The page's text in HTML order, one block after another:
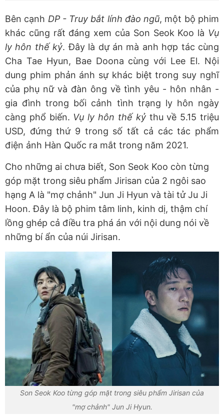
Bên cạnh DP - Truy bắt lính đào ngũ, một bộ phim
khác cũng rất đáng xem của Son Seok Koo là Vụ
ly hôn thế kỷ. Đây là dự án mà anh hợp tác cùng
Cha Tae Hyun, Bae Doona cùng với Lee El. Nội
dung phim phản ánh sự khác biệt trong suy nghĩ
của phụ nữ và đàn ông về tình yêu - hôn nhân -
gia đình trong bối cảnh tình trạng ly hôn ngày
càng phổ biến. Vụ ly hôn thế kỷthu về 5.15 triệu
USD, đứng thứ 9 trong số tất cả các tác phẩm
điện ảnh Hàn Quốc ra mắt trong năm 2021.
Cho những ai chưa biết, Son Seok Koo còn từng
góp mặt trong siêu phẩm Jirisan của 2 ngôi sao
hạng A là "mợ chảnh" Jun Ji Hyun và tài tử Ju Ji
Hoon. Đây là bộ phim tâm linh, kinh dị, thậm chí
lồng ghép cả điều tra phá án với nội dung nói về
những bí ẩn của núi Jirisan.
Son Seok Koo từng góp mặt trong siêu phẩm Jirisan của
"mợ chảnh" Jun Ji Hyun.